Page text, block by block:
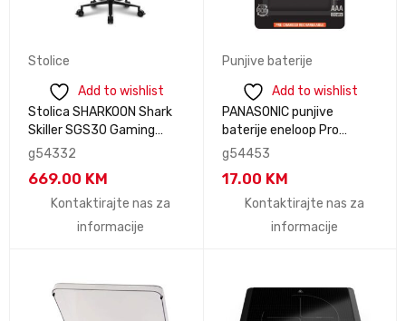
Stolice
Add to wishlist
Stolica SHARKOON Shark
Skiller SGS30 Gaming
SGS30 gy Fabric-Platno
g54332
669.00 KM
Kontaktirajte nas za
informacije
Punjive baterije
Add to wishlist
PANASONIC punjive
baterije eneloop Pro
AAA/2B (BK-4HCDE/2BE)
g54453
17.00 KM
Kontaktirajte nas za
informacije